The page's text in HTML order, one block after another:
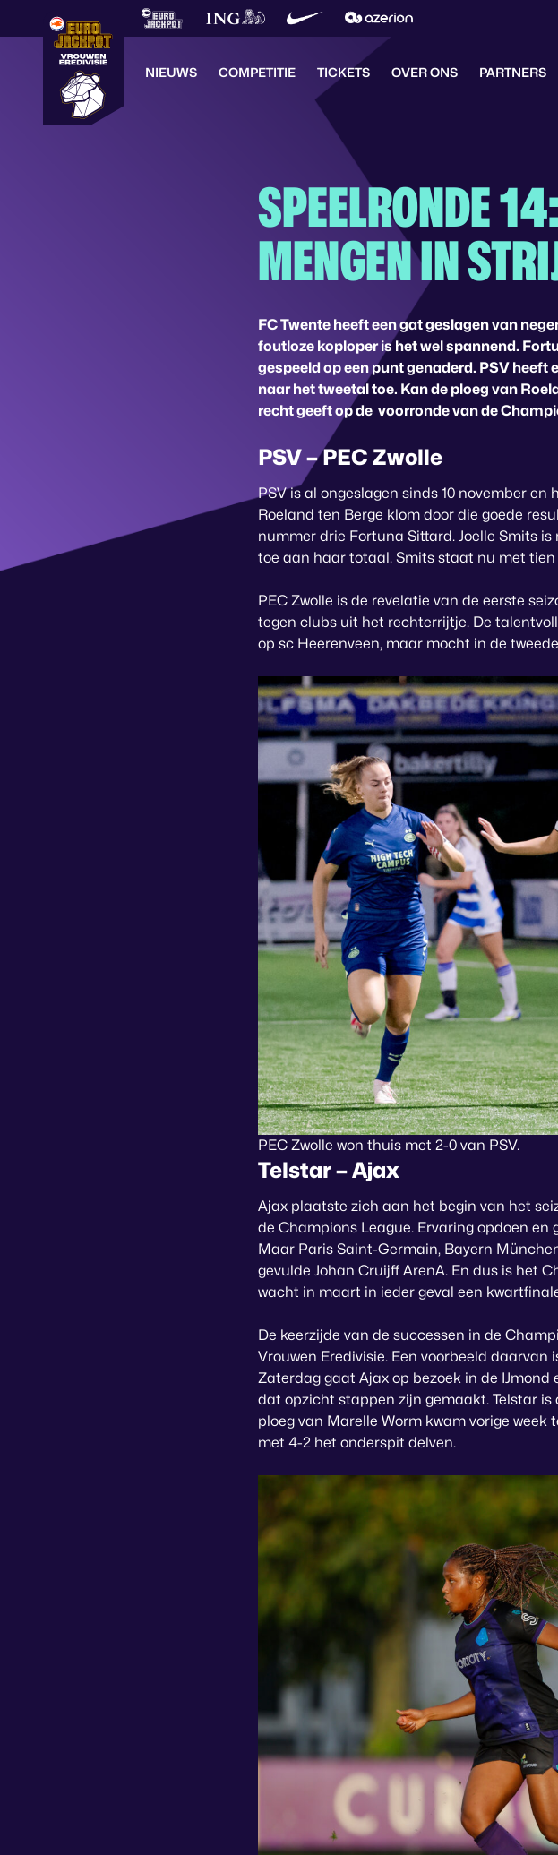
NIEUWS COMPETITIE TICKETS OVER ONS PARTNERS
SPEELRONDE
MENGEN IN
FC Twente heeft een gat geslagen van
foutloze koploper is het wel spannend.
gespeeld op een punt genaderd. PSV heeft
naar het tweetal toe. Kan de ploeg van
recht geeft op de voorronde van de
PSV – PEC Zwolle
PSV is al ongeslagen sinds 10 november
Roeland ten Berge klom door die goede
nummer drie Fortuna Sittard. Joelle Smits
toe aan haar totaal. Smits staat nu met
PEC Zwolle is de revelatie van de eerste
tegen clubs uit het rechterrijtje. De
op sc Heerenveen, maar mocht in de
PEC Zwolle won thuis met 2-0 van PSV.
Telstar – Ajax
Ajax plaatste zich aan het begin van het
de Champions League. Ervaring opdoen
Maar Paris Saint-Germain, Bayern
gevulde Johan Cruijff ArenA. En dus is het
wacht in maart in ieder geval een
De keerzijde van de successen in de
Vrouwen Eredivisie. Een voorbeeld
Zaterdag gaat Ajax op bezoek in de
dat opzicht stappen zijn gemaakt. Telstar is
ploeg van Marelle Worm kwam vorige
met 4-2 het onderspit delven.